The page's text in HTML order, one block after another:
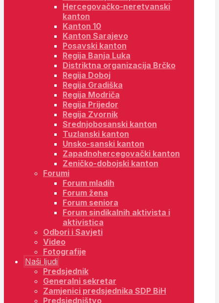
Hercegovačko-neretvanski
kanton
Kanton 10
Kanton Sarajevo
Posavski kanton
Regija Banja Luka
Distriktna organizacija Brčko
Regija Doboj
Regija Gradiška
Regija Modriča
Regija Prijedor
Regija Zvornik
Srednjobosanski kanton
Tuzlanski kanton
Unsko-sanski kanton
Zapadnohercegovački kanton
Zeničko-dobojski kanton
Forumi
Forum mladih
Forum žena
Forum seniora
Forum sindikalnih aktivista i
aktivistica
Odbori i Savjeti
Video
Fotografije
Naši ljudi
Predsjednik
Generalni sekretar
Zamjenici predsjednika SDP BiH
Predsjedništvo